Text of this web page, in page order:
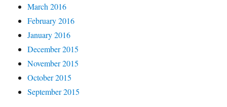
March 2016
February 2016
January 2016
December 2015
November 2015
October 2015
September 2015